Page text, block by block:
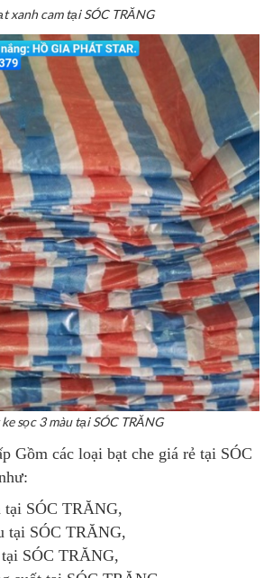
xanh cam tại SÓC TRĂNG
sọc 3 màu tại SÓC TRĂNG
Gồm các loại bạt che giá rẻ tại SÓC
tại SÓC TRĂNG,
tại SÓC TRĂNG,
SÓC TRĂNG,